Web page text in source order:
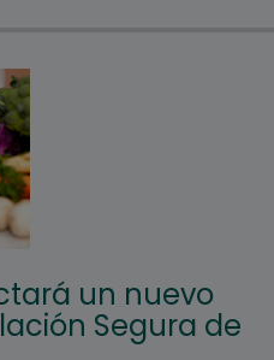
un nuevo
Segura de